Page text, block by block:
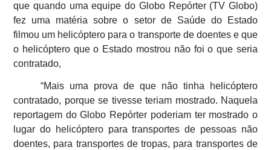
que quando uma equipe do Globo Repórter (TV Globo)
fez uma matéria sobre o setor de Saúde do Estado
filmou um helicóptero para o transporte de doentes e que
o helicóptero que o Estado mostrou não foi o que seria
contratado,
“Mais uma prova de que não tinha helicóptero
contratado, porque se tivesse teriam mostrado. Naquela
reportagem do Globo Repórter poderiam ter mostrado o
lugar do helicóptero para transportes de pessoas não
doentes, para transportes de tropas, para transportes de